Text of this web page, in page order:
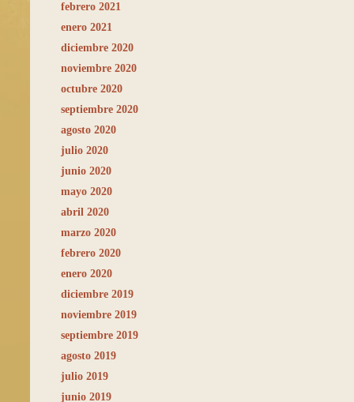
febrero 2021
enero 2021
diciembre 2020
noviembre 2020
octubre 2020
septiembre 2020
agosto 2020
julio 2020
junio 2020
mayo 2020
abril 2020
marzo 2020
febrero 2020
enero 2020
diciembre 2019
noviembre 2019
septiembre 2019
agosto 2019
julio 2019
junio 2019